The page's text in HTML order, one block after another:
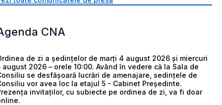
CNA
de zi a ședințelor de marți 4 august 2026 și miercuri
august 2026 – orele 10:00. Având în vedere că la Sala de
se desfășoară lucrări de amenajare, sedințele de
vor avea loc la etajul 5 - Cabinet Președinte.
invitaților, cu subiecte pe ordinea de zi, va fi doar